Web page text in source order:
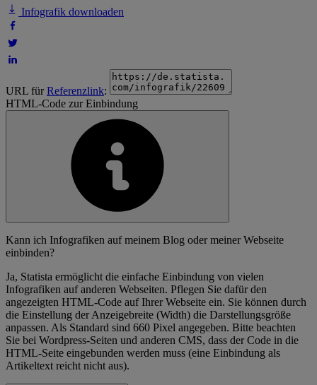
Infografik downloaden
URL fürReferenzlink:
HTML-Code zur Einbindung
Kann ich Infografiken auf meinem Blog oder meiner Webseite
einbinden?
Ja, Statista ermöglicht die einfache Einbindung von vielen
Infografiken auf anderen Webseiten. Pflegen Sie dafür den
angezeigten HTML-Code auf Ihrer Webseite ein. Sie können durch
die Einstellung der Anzeigebreite (Width) die Darstellungsgröße
anpassen. Als Standard sind 660 Pixel angegeben. Bitte beachten
Sie bei Wordpress-Seiten und anderen CMS, dass der Code in die
HTML-Seite eingebunden werden muss (eine Einbindung als
Artikeltext reicht nicht aus).